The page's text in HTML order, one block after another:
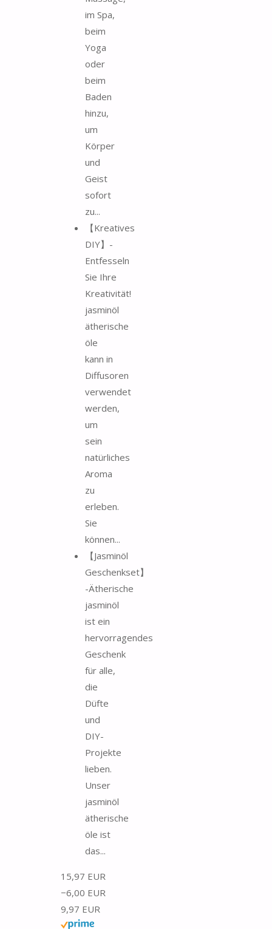
im Spa,
beim
Yoga
oder
beim
Baden
hinzu,
um
Körper
und
Geist
sofort
zu...
【Kreatives
DIY】-
Entfesseln
Sie Ihre
Kreativität!
jasminöl
ätherische
öle
kann in
Diffusoren
verwendet
werden,
um
sein
natürliches
Aroma
zu
erleben.
Sie
können...
【Jasminöl
Geschenkset】
-Ätherische
jasminöl
ist ein
hervorragendes
Geschenk
für alle,
die
Düfte
und
DIY-
Projekte
lieben.
Unser
jasminöl
ätherische
öle ist
das...
15,97 EUR
−6,00 EUR
9,97 EUR